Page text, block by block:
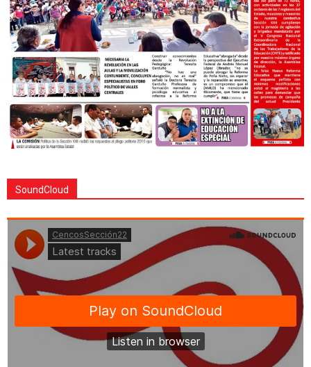
SoundCloud